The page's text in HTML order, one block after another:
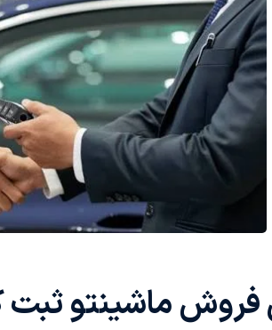
فروش ماشینتو